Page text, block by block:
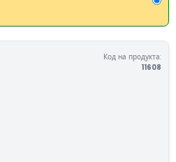
Код на продукта:
11608